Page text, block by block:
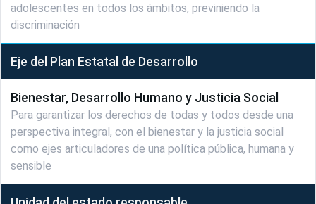
adolescentes en todos los ámbitos, previniendo la
discriminación
Eje del Plan Estatal de Desarrollo
Bienestar, Desarrollo Humano y Justicia Social
Para garantizar los derechos de todas y todos desde una
perspectiva integral, con el bienestar y la justicia social
como ejes articuladores de una política pública, humana y
sensible